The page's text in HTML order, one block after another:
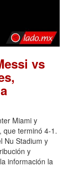
vs
Miami y
que terminó 4-1.
Nu Stadium y
y
información la